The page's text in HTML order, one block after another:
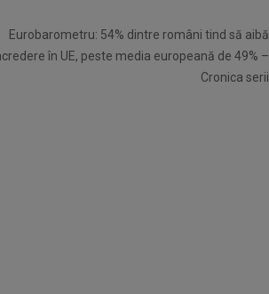
Eurobarometru: 54% dintre români tind să aibă
în UE, peste media europeană de 49% –
Cronica serii